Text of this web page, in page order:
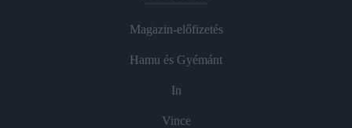
Magazin-előfizetés
Hamu és Gyémánt
In
Vince